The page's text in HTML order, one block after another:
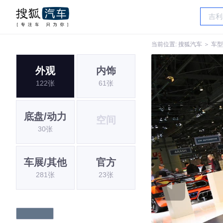
当前位置: 搜狐汽车 ＞ 车
外观
122张
内饰
61张
底盘/动力
30张
空间
车展/其他
281张
官方
23张